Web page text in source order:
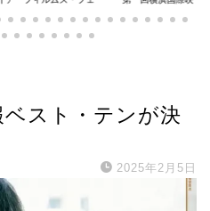
スト・テンが決
2025年2月5日